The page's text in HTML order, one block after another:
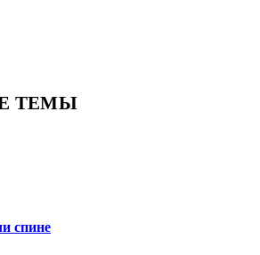
ТЕМЫ
спине